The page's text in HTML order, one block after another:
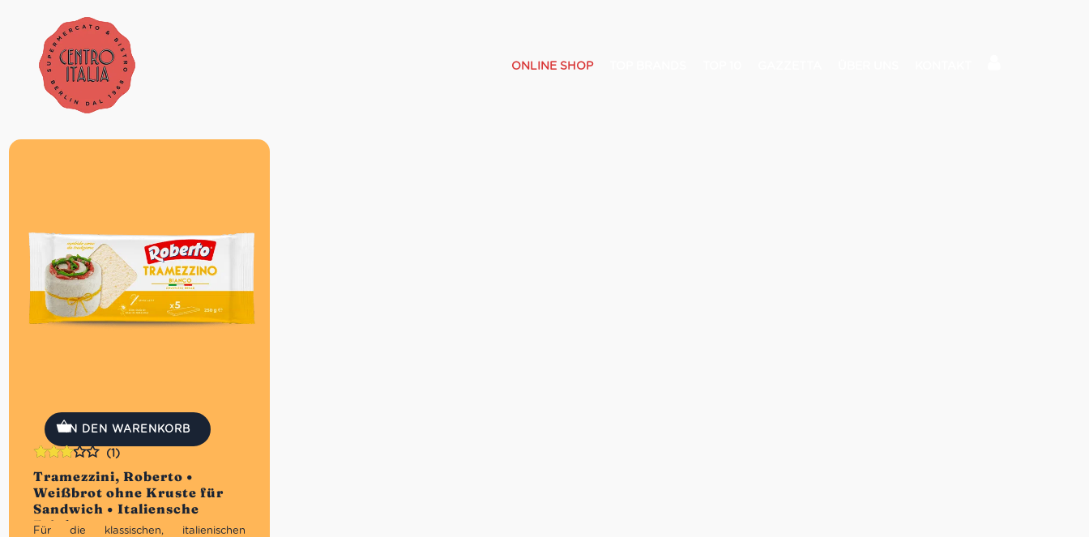
ONLINE SHOP
IN DEN WARENKORB
Tramezzini, Roberto •
Weißbrot ohne Kruste für
Sandwich • Italiensche
Feinkost
(1)
Für die klassischen, italienischen
Bewertet
mit
3.00
von 5